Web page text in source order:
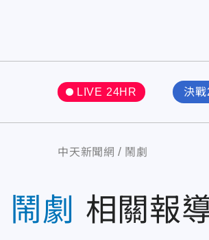
LIVE 24HR 決
中天新聞網 鬧劇
鬧劇 相關報